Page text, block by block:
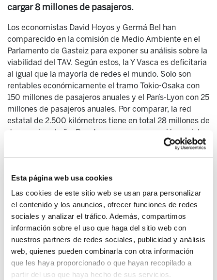
Esta página web usa cookies
Las cookies de este sitio web se usan para personalizar
el contenido y los anuncios, ofrecer funciones de redes
sociales y analizar el tráfico. Además, compartimos
información sobre el uso que haga del sitio web con
nuestros partners de redes sociales, publicidad y análisis
web, quienes pueden combinarla con otra información
que les haya proporcionado o que hayan recopilado a
partir del uso que haya hecho de sus servicios.
cargar 8 millones de pasajeros.
Los economistas David Hoyos y Germá Bel han
comparecido en la comisión de Medio Ambiente en el
Parlamento de Gasteiz para exponer su análisis sobre la
viabilidad del TAV. Según estos, la Y Vasca es deficitaria
al igual que la mayoría de redes el mundo. Solo son
rentables económicamente el tramo Tokio-Osaka con
150 millones de pasajeros anuales y el París-Lyon con 25
millones de pasajeros anuales. Por comparar, la red
estatal de 2.500 kilómetros tiene en total 28 millones de
de usuarios al año. Para tener una recuperación social
una línea de 500 kilómetros tiene que cargar 8 millones
de pasajeros.
Según Hoyos y Bel, el TAV tampoco genera actividad
localización empresarial, y además provoca un “efecto
túnel”, es decir, conecta muy bien dos ciudades pero
desarticula lo que hay en medio
Nos confirman que tampoco es sostenible desde el
punto de vista medio ambiental. Las emisiones de CO2
de la fase de construcción del TAV son tal altas que si
esa línea soporta 8 millones de viajeros anuales tardaría